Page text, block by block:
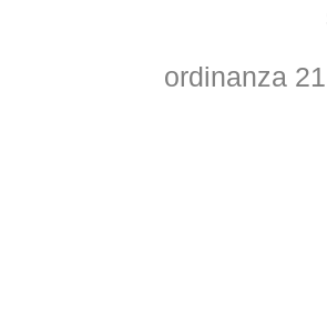
ordinanza